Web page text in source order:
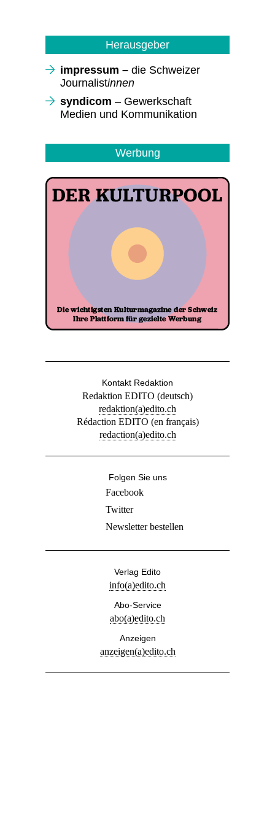
Herausgeber
impressum – die Schweizer
Journalistinnen
syndicom – Gewerkschaft
Medien und Kommunikation
Werbung
Kontakt Redaktion
Redaktion EDITO (deutsch)
redaktion(a)edito.ch
Rédaction EDITO (en français)
redaction(a)edito.ch
Folgen Sie uns
Facebook
Twitter
Newsletter bestellen
Verlag Edito
info(a)edito.ch
Abo-Service
abo(a)edito.ch
Anzeigen
anzeigen(a)edito.ch